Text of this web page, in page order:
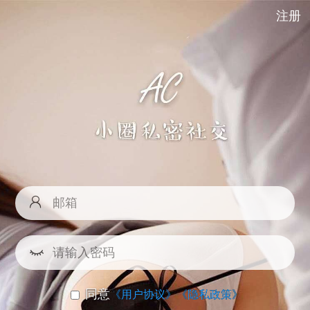
注册
同意《用户协议》《隐私政策》